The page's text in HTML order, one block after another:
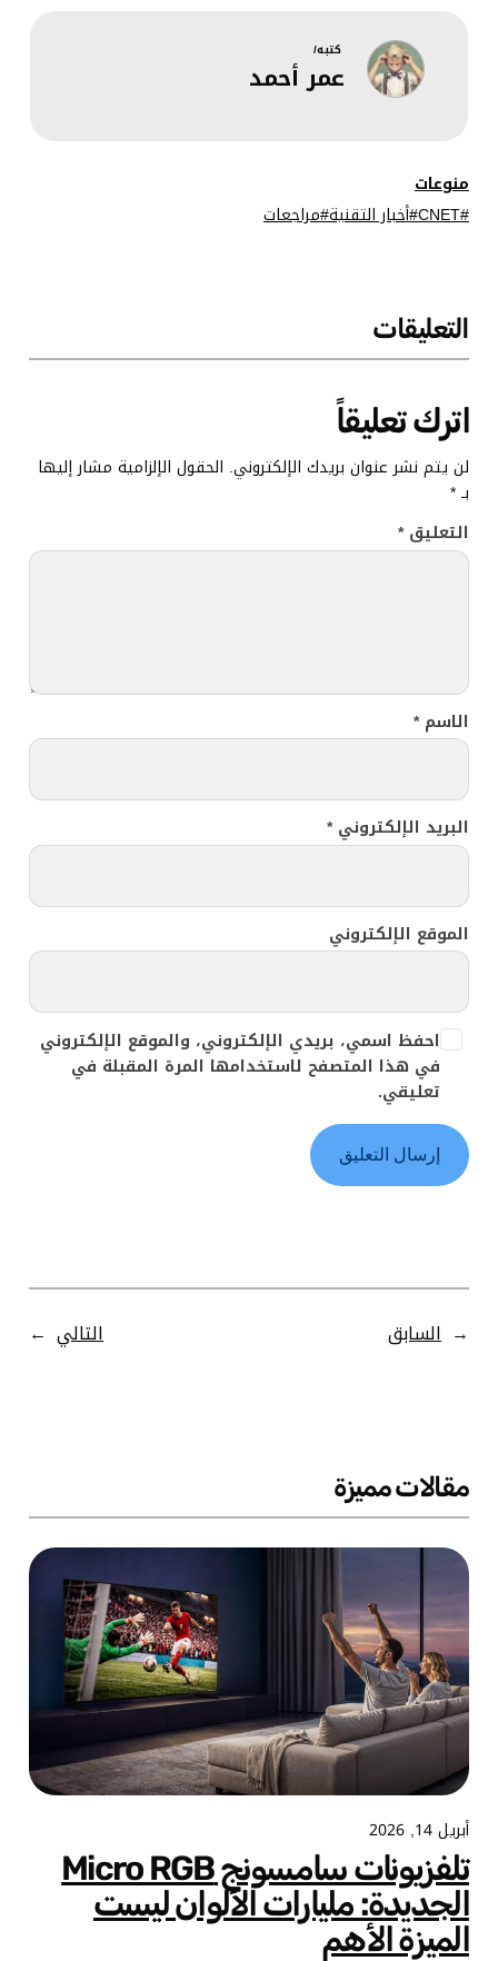
و”تيمز” خارج
الخدمة
كتبه/
عمر أحمد
منوعات
CNET أخبار التقنية مراجعات
التعليقات
اترك تعليقاً
لن يتم نشر عنوان بريدك الإلكتروني. الحقول الإلزامية مشار إليها
بـ*
التعليق*
الاسم*
البريد الإلكتروني*
الموقع الإلكتروني
احفظ اسمي، بريدي الإلكتروني، والموقع الإلكتروني
في هذا المتصفح لاستخدامها المرة المقبلة في
تعليقي.
← السابق التالي →
مقالات مميزة
أبريل 14, 2026
تلفزيونات سامسونج Micro RGB
الجديدة: مليارات الألوان ليست
الميزة الأهم